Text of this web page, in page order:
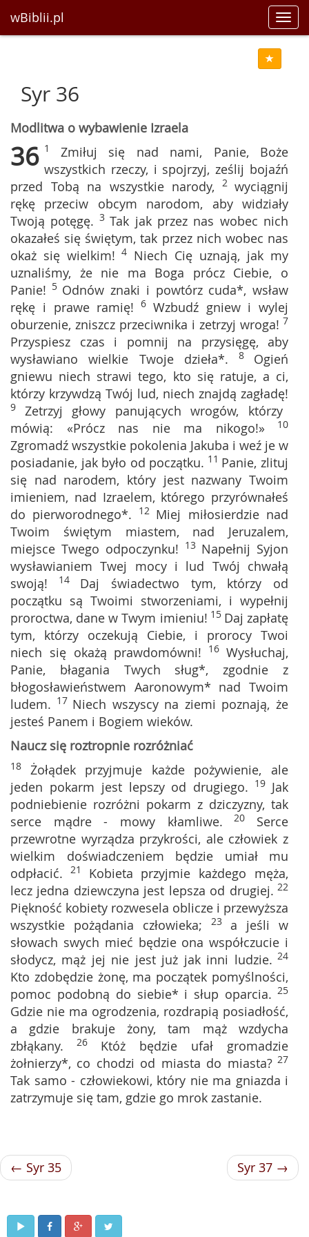
wBiblii.pl
Syr 36
Modlitwa o wybawienie Izraela
36 1 Zmiłuj się nad nami, Panie, Boże
wszystkich rzeczy, i spojrzyj, ześlij bojaźń
przed Tobą na wszystkie narody, 2 wyciągnij
rękę przeciw obcym narodom, aby widziały
Twoją potęgę. 3Tak jak przez nas wobec nich
okazałeś się świętym, tak przez nich wobec nas
okaż się wielkim! 4 Niech Cię uznają, jak my
uznaliśmy, że nie ma Boga prócz Ciebie, o
Panie! 5 Odnów znaki i powtórz cuda*, wsław
rękę i prawe ramię! 6 Wzbudź gniew i wylej
oburzenie, zniszcz przeciwnika i zetrzyj wroga! 7
Przyspiesz czas i pomnij na przysięgę, aby
wysławiano wielkie Twoje dzieła*. 8 Ogień
gniewu niech strawi tego, kto się ratuje, a ci,
którzy krzywdzą Twój lud, niech znajdą zagładę!
9 Zetrzyj głowy panujących wrogów, którzy
mówią: «Prócz nas nie ma nikogo!» 10
Zgromadź wszystkie pokolenia Jakuba i weź je w
posiadanie, jak było od początku. 11 Panie, zlituj
się nad narodem, który jest nazwany Twoim
imieniem, nad Izraelem, którego przyrównałeś
do pierworodnego*. 12 Miej miłosierdzie nad
Twoim świętym miastem, nad Jeruzalem,
miejsce Twego odpoczynku! 13 Napełnij Syjon
wysławianiem Twej mocy i lud Twój chwałą
swoją! 14 Daj świadectwo tym, którzy od
początku są Twoimi stworzeniami, i wypełnij
proroctwa, dane w Twym imieniu! 15 Daj zapłatę
tym, którzy oczekują Ciebie, i prorocy Twoi
niech się okażą prawdomówni! 16Wysłuchaj,
Panie, błagania Twych sług*, zgodnie z
błogosławieństwem Aaronowym* nad Twoim
ludem. 17 Niech wszyscy na ziemi poznają, że
jesteś Panem i Bogiem wieków.
Naucz się roztropnie rozróżniać
18 Żołądek przyjmuje każde pożywienie, ale
jeden pokarm jest lepszy od drugiego. 19 Jak
podniebienie rozróżni pokarm z dziczyzny, tak
serce mądre - mowy kłamliwe. 20 Serce
przewrotne wyrządza przykrości, ale człowiek z
wielkim doświadczeniem będzie umiał mu
odpłacić. 21 Kobieta przyjmie każdego męża,
lecz jedna dziewczyna jest lepsza od drugiej. 22
Piękność kobiety rozwesela oblicze i przewyższa
wszystkie pożądania człowieka; 23 a jeśli w
słowach swych mieć będzie ona współczucie i
słodycz, mąż jej nie jest już jak inni ludzie. 24
Kto zdobędzie żonę, ma początek pomyślności,
pomoc podobną do siebie* i słup oparcia. 25
Gdzie nie ma ogrodzenia, rozdrapią posiadłość,
a gdzie brakuje żony, tam mąż wzdycha
zbłąkany. 26 Któż będzie ufał gromadzie
żołnierzy*, co chodzi od miasta do miasta?27
Tak samo - człowiekowi, który nie ma gniazda i
zatrzymuje się tam, gdzie go mrok zastanie.
← Syr 35 Syr 37 →